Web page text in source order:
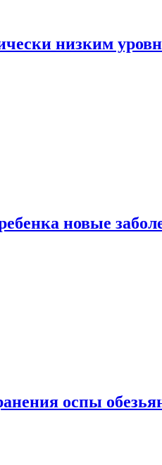
низким
новые
оспы